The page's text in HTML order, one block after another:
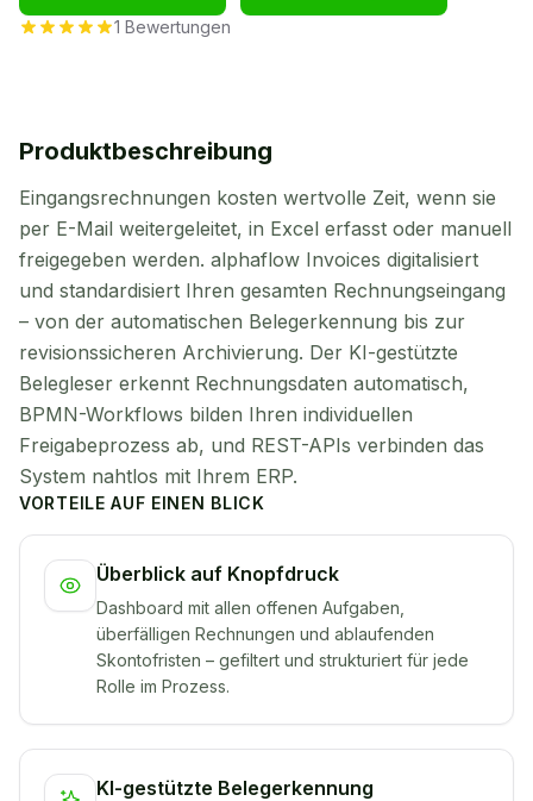
1 Bewertungen
Produktbeschreibung
Eingangsrechnungen kosten wertvolle Zeit, wenn sie
per E-Mail weitergeleitet, in Excel erfasst oder manuell
freigegeben werden. alphaflow Invoices digitalisiert
und standardisiert Ihren gesamten Rechnungseingang
– von der automatischen Belegerkennung bis zur
revisionssicheren Archivierung. Der KI-gestützte
Belegleser erkennt Rechnungsdaten automatisch,
BPMN-Workflows bilden Ihren individuellen
Freigabeprozess ab, und REST-APIs verbinden das
System nahtlos mit Ihrem ERP.
VORTEILE AUF EINEN BLICK
Überblick auf Knopfdruck
Dashboard mit allen offenen Aufgaben,
überfälligen Rechnungen und ablaufenden
Skontofristen – gefiltert und strukturiert für jede
Rolle im Prozess.
KI-gestützte Belegerkennung